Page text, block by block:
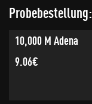
Probebestellung:
10,000 M Adena
9.06€